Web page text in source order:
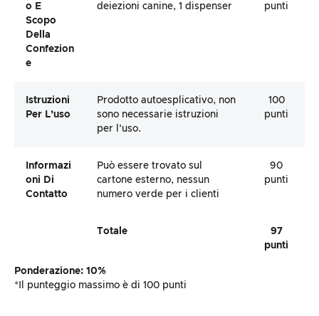
O E
Scopo
Della
Confezion
E
deiezioni canine, 1 dispenser
punti
Istruzioni
Per L’uso
Prodotto autoesplicativo, non
sono necessarie istruzioni
per l’uso.
100
punti
Informazi
Oni Di
Contatto
Può essere trovato sul
cartone esterno, nessun
numero verde per i clienti
90
punti
Totale
97
punti
Ponderazione: 10%
*Il punteggio massimo è di 100 punti